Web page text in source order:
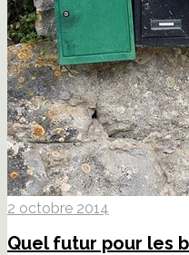
2 octobre 2014
Quel futur pour les